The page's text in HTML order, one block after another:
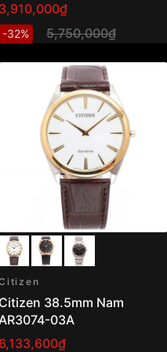
3,910,000₫
-32% 5,750,000₫
Citizen 38.5mm Nam
03A
6,133,600₫